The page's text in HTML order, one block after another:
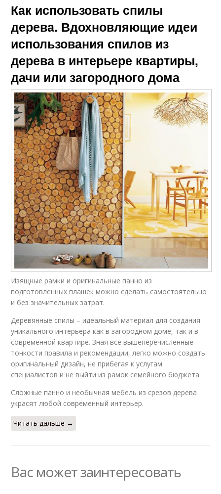
Как использовать спилы
дерева. Вдохновляющие идеи
использования спилов из
дерева в интерьере квартиры,
дачи или загородного дома
Изящные рамки и оригинальные панно из
подготовленных плашек можно сделать самостоятельно
и без значительных затрат.
Деревянные спилы – идеальный материал для создания
уникального интерьера как в загородном доме, так и в
современной квартире. Зная все вышеперечисленные
тонкости правила и рекомендации, легко можно создать
оригинальный дизайн, не прибегая к услугам
специалистов и не выйти из рамок семейного бюджета.
Сложные панно и необычная мебель из срезов дерева
украсят любой современный интерьер.
Читать дальше →
Вас может заинтересовать